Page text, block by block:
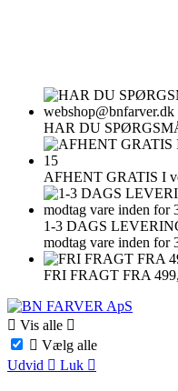
HAR DU
AFHENT GRATIS I
1-3 DAGS
modtag vare inden for
FRI FRAGT FRA
 Vis alle 
 Vælg alle
Udvid  Luk 